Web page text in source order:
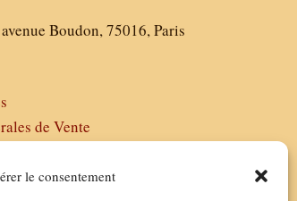
le consentement
Boudon, 75016, Paris
de Vente